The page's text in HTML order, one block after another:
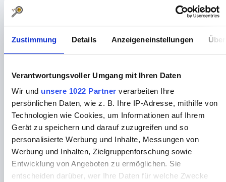
Zustimmung Details Anzeigeneinstellungen
Verantwortungsvoller Umgang mit Ihren Daten
Wir und unsere 1022 Partner verarbeiten Ihre
persönlichen Daten, wie z. B. Ihre IP-Adresse, mithilfe von
Technologien wie Cookies, um Informationen auf Ihrem
Gerät zu speichern und darauf zuzugreifen und so
personalisierte Werbung und Inhalte, Messungen von
Werbung und Inhalten, Zielgruppenforschung sowie
Entwicklung von Angeboten zu ermöglichen. Sie
entscheiden darüber, wer Ihre Daten für welche Zwecke
Wie funktioniert Marktforschung
genau?
Marktforschung ist ein wichtiger Bestandteil der
ihrer Kunden besser zu verstehen. Neben Online-
Umfragen gibt es in der Marktforschung weitere
attraktive Tätigkeiten. Eine beliebte Option ist das
Testen von Produkten, bei dem Du neue Artikel
kostenlos erhältst und nach der Testphase Deine
Meinung dazu abgibst. Oftmals darfst du die
getesteten Produkte sogar behalten.
Ein weiteres spannendes Feld ist das
Testen von